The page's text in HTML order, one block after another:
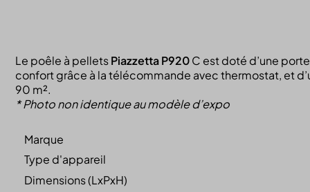
Le poêle à pelletsPiazzetta P920C est doté d’une
confort grâce à la télécommande avec thermostat, et
90 m².
* Photo non identique au modèle d’expo
Marque
Type d'appareil
Dimensions (LxPxH)